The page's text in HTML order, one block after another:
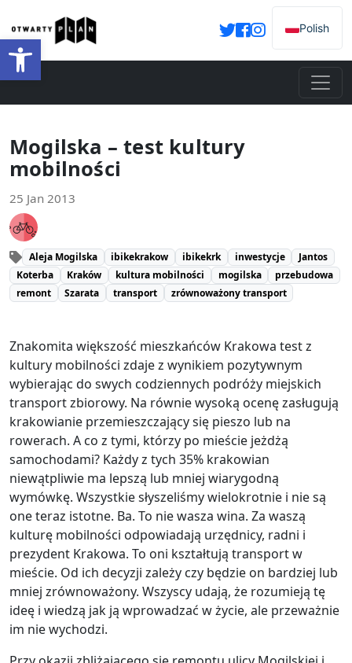
Open toolbar
Polish
Mogilska – test kultury
mobilności
25 Jan 2013
Aleja Mogilska ibikekrakow ibikekrk inwestycje
Jantos
Koterba
Kraków kultura mobilności mogilska
przebudowa
remont
Szarata transport zrównoważony transport
Znakomita większość mieszkańców Krakowa test z
kultury mobilności zdaje z wynikiem pozytywnym
wybierając do swych codziennych podróży miejskich
transport zbiorowy. Na równie wysoką ocenę zasługują
krakowianie przemieszczający się pieszo lub na
rowerach. A co z tymi, którzy po mieście jeżdżą
samochodami? Każdy z tych 35% krakowian
niewątpliwie ma lepszą lub mniej wiarygodną
wymówkę. Wszystkie słyszeliśmy wielokrotnie i nie są
one teraz istotne. Ba. To nie wasza wina. Za waszą
kulturę mobilności odpowiadają urzędnicy, radni i
prezydent Krakowa. To oni kształtują transport w
mieście. Od ich decyzji zależy czy będzie on bardziej lub
mniej zrównoważony. Wszyscy udają, że rozumieją tę
ideę i wiedzą jak ją wprowadzać w życie, ale przeważnie
im nie wychodzi.